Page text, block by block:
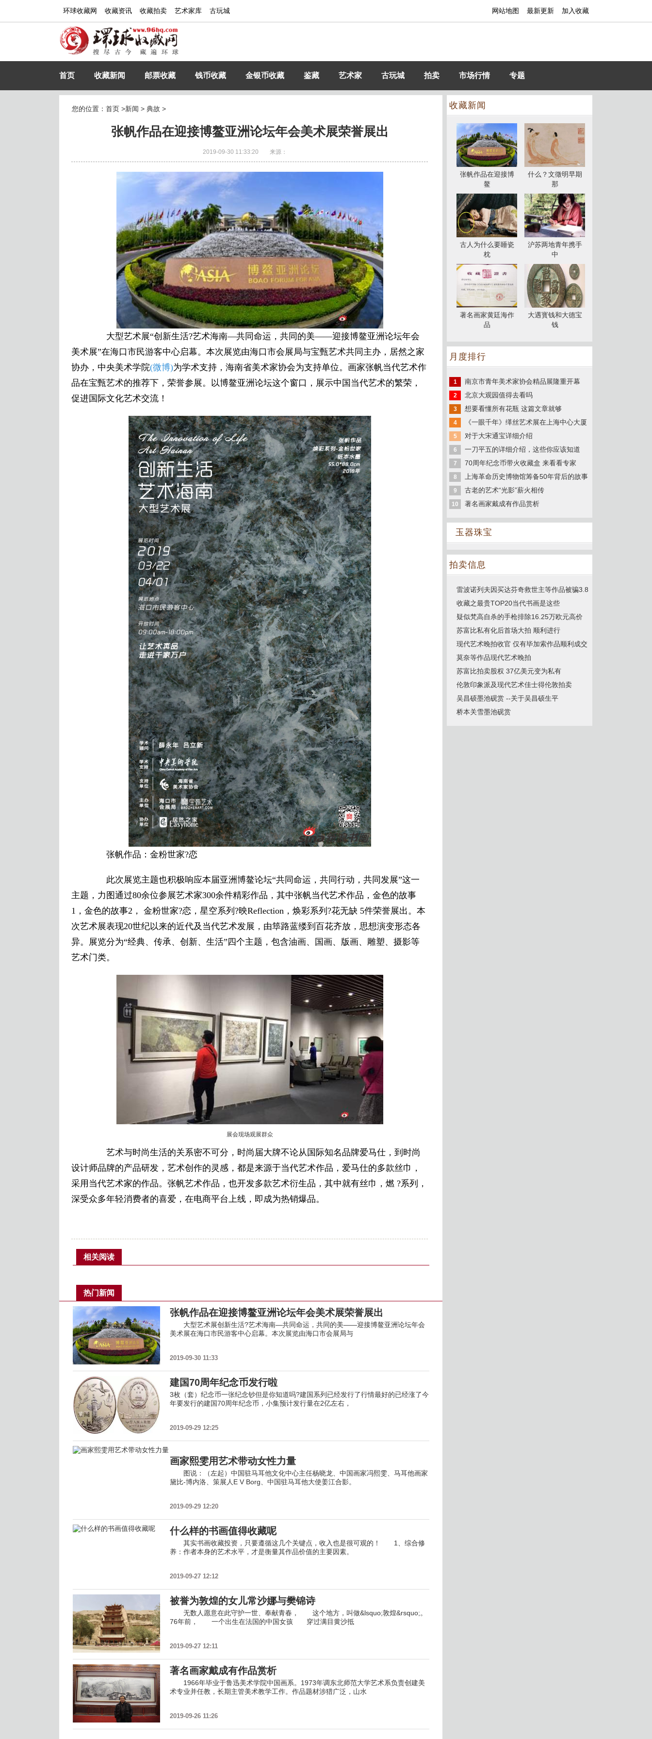
环球收藏网 收藏资讯 收藏拍卖 艺术家库 古玩城 网站地图 最新更新 加入收藏
首页 收藏新闻 邮票收藏 钱币收藏 金银币收藏 鉴藏 艺术家 古玩城 拍卖 市场行情 专题
您的位置： 首页 >新闻 > 典故 >
张帆作品在迎接博鳌亚洲论坛年会美术展荣誉展出
2019-09-30 11:33:20 来源：
大型艺术展“创新生活?艺术海南—共同命运，共同的美——迎接博鳌亚洲论坛年会
美术展”在海口市民游客中心启幕。本次展览由海口市会展局与宝甄艺术共同主办，居然之家
协办，中央美术学院(微博)为学术支持，海南省美术家协会为支持单位。画家张帆当代艺术作
品在宝甄艺术的推荐下，荣誉参展。以博鳌亚洲论坛这个窗口，展示中国当代艺术的繁荣，
促进国际文化艺术交流！
张帆作品：金粉世家?恋
此次展览主题也积极响应本届亚洲博鳌论坛“共同命运，共同行动，共同发展”这一
主题，力图通过80余位参展艺术家300余件精彩作品，其中张帆当代艺术作品，金色的故事
1，金色的故事2， 金粉世家?恋，星空系列?映Reflection，焕彩系列?花无缺 5件荣誉展出。本
次艺术展表现20世纪以来的近代及当代艺术发展，由筚路蓝缕到百花齐放，思想演变形态各
异。展览分为“经典、传承、创新、生活”四个主题，包含油画、国画、版画、雕塑、摄影等
艺术门类。
展会现场观展群众
艺术与时尚生活的关系密不可分，时尚届大牌不论从国际知名品牌爱马仕，到时尚
设计师品牌的产品研发，艺术创作的灵感，都是来源于当代艺术作品，爱马仕的多款丝巾，
采用当代艺术家的作品。张帆艺术作品，也开发多款艺术衍生品，其中就有丝巾，燃 ?系列，
深受众多年轻消费者的喜爱，在电商平台上线，即成为热销爆品。
相关阅读
热门新闻
张帆作品在迎接博鳌亚洲论坛年会美术展荣誉展出
大型艺术展创新生活?艺术海南—共同命运，共同的美——迎接博鳌亚洲论坛年会
美术展在海口市民游客中心启幕。本次展览由海口市会展局与
2019-09-30 11:33
建国70周年纪念币发行啦
3枚（套）纪念币一张纪念钞但是你知道吗?建国系列已经发行了行情最好的已经涨了今
年要发行的建国70周年纪念币，小集预计发行量在2亿左右，
2019-09-29 12:25
画家熙雯用艺术带动女性力量
图说：（左起）中国驻马耳他文化中心主任杨晓龙、中国画家冯熙雯、马耳他画家
黛比-博内洛、策展人E V Borg、中国驻马耳他大使姜江合影。
2019-09-29 12:20
什么样的书画值得收藏呢
其实书画收藏投资，只要遵循这几个关键点，收入也是很可观的！ 1、综合修
养：作者本身的艺术水平，才是衡量其作品价值的主要因素。
2019-09-27 12:12
被誉为敦煌的女儿常沙娜与樊锦诗
无数人愿意在此守护一世、奉献青春， 这个地方，叫做&lsquo;敦煌&rsquo;。
76年前， 一个出生在法国的中国女孩 穿过满目黄沙抵
2019-09-27 12:11
著名画家戴成有作品赏析
1966年毕业于鲁迅美术学院中国画系。1973年调东北师范大学艺术系负责创建美
术专业并任教，长期主管美术教学工作。作品题材涉猎广泛，山水
2019-09-26 11:26
收藏新闻
张帆作品在迎接博
鳌
什么？文徵明早期
那
古人为什么要睡瓷
枕
沪苏两地青年携手
中
著名画家黄廷海作
品
大遇寳钱和大德宝
钱
月度排行
1 南京市青年美术家协会精品展隆重开幕
2 北京大观园值得去看吗
3 想要看懂所有花瓶 这篇文章就够
4 《一眼千年》缂丝艺术展在上海中心大厦
5 对于大宋通宝详细介绍
6 一刀平五的详细介绍，这些你应该知道
7 70周年纪念币带火收藏盒 来看看专家
8 上海革命历史博物馆筹备50年背后的故事
9 古老的艺术“光影”薪火相传
10 著名画家戴成有作品赏析
玉器珠宝
拍卖信息
雷波诺列夫因买达芬奇救世主等作品被骗3.8
收藏之最贵TOP20当代书画是这些
疑似梵高自杀的手枪排除16.25万欧元高价
苏富比私有化后首场大拍 顺利进行
现代艺术晚拍收官 仅有毕加索作品顺利成交
莫奈等作品现代艺术晚拍
苏富比拍卖股权 37亿美元变为私有
伦敦印象派及现代艺术佳士得伦敦拍卖
吴昌硕墨池砚赏 --关于吴昌硕生平
桥本关雪墨池砚赏